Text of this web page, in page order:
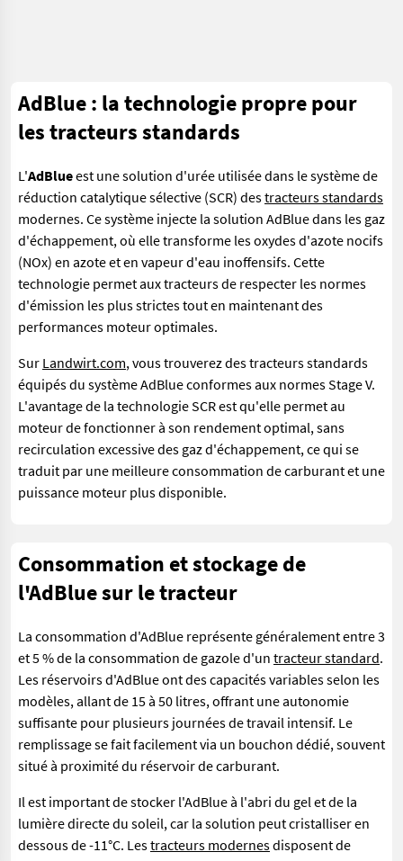
AdBlue : la technologie propre pour
les tracteurs standards
L'AdBlueest une solution d'urée utilisée dans le système de
réduction catalytique sélective (SCR) destracteurs standards
modernes. Ce système injecte la solution AdBlue dans les gaz
d'échappement, où elle transforme les oxydes d'azote nocifs
(NOx) en azote et en vapeur d'eau inoffensifs. Cette
technologie permet aux tracteurs de respecter les normes
d'émission les plus strictes tout en maintenant des
performances moteur optimales.
Sur Landwirt.com, vous trouverez des tracteurs standards
équipés du système AdBlue conformes aux normes Stage V.
L'avantage de la technologie SCR est qu'elle permet au
moteur de fonctionner à son rendement optimal, sans
recirculation excessive des gaz d'échappement, ce qui se
traduit par une meilleure consommation de carburant et une
puissance moteur plus disponible.
Consommation et stockage de
l'AdBlue sur le tracteur
La consommation d'AdBlue représente généralement entre 3
et 5 % de la consommation de gazole d'un tracteur standard.
Les réservoirs d'AdBlue ont des capacités variables selon les
modèles, allant de 15 à 50 litres, offrant une autonomie
suffisante pour plusieurs journées de travail intensif. Le
remplissage se fait facilement via un bouchon dédié, souvent
situé à proximité du réservoir de carburant.
Il est important de stocker l'AdBlue à l'abri du gel et de la
lumière directe du soleil, car la solution peut cristalliser en
dessous de -11°C. Lestracteurs modernesdisposent de